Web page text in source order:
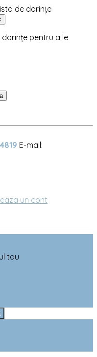
de dorințe
dorințe pentru a le
E-mail:
un cont
tau